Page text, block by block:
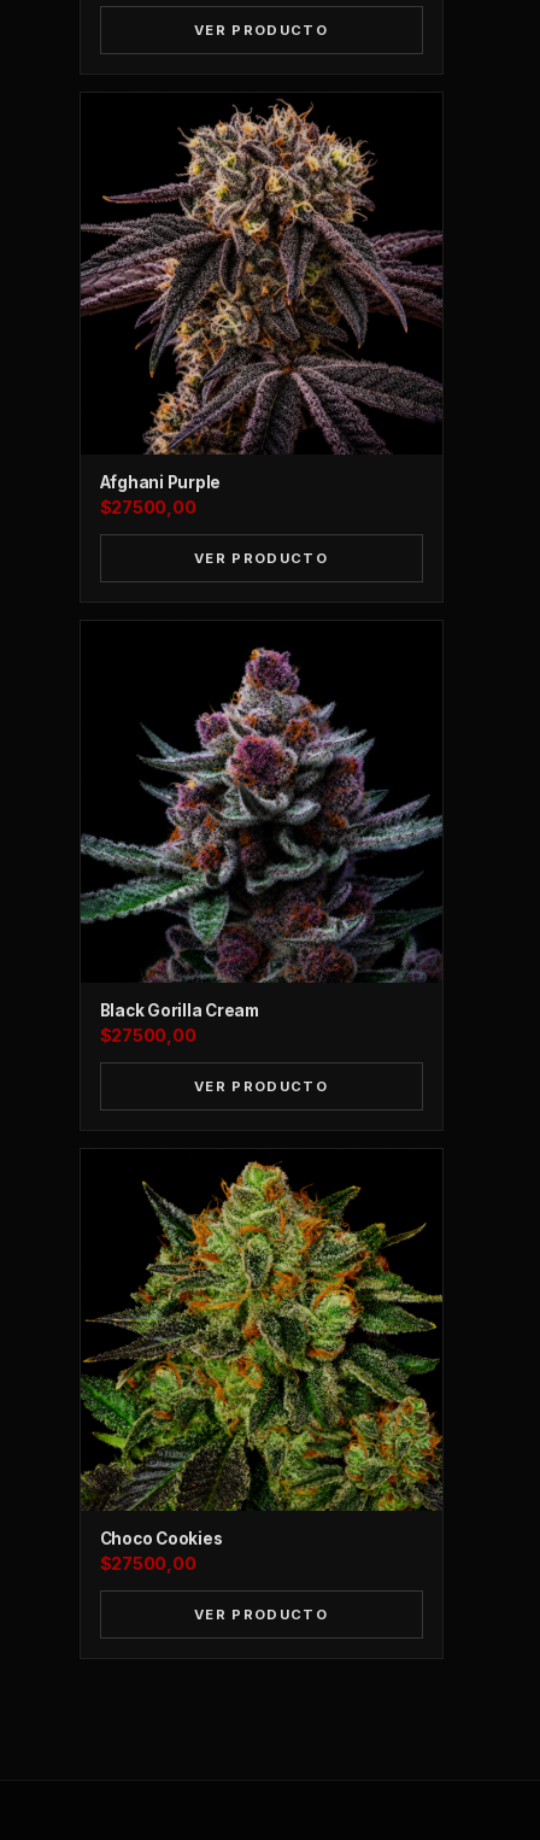
VER PRODUCTO
Afghani Purple
$27500,00
VER PRODUCTO
Black Gorilla Cream
$27500,00
VER PRODUCTO
Choco Cookies
$27500,00
VER PRODUCTO